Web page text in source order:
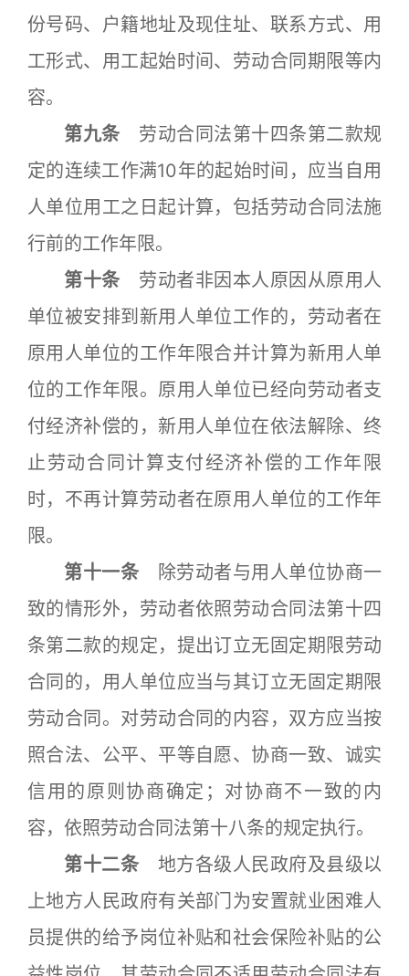
份号码、户籍地址及现住址、联系方式、用
工形式、用工起始时间、劳动合同期限等内
容。
第九条 劳动合同法第十四条第二款规
定的连续工作满10年的起始时间，应当自用
人单位用工之日起计算，包括劳动合同法施
行前的工作年限。
第十条 劳动者非因本人原因从原用人
单位被安排到新用人单位工作的，劳动者在
原用人单位的工作年限合并计算为新用人单
位的工作年限。原用人单位已经向劳动者支
付经济补偿的，新用人单位在依法解除、终
止劳动合同计算支付经济补偿的工作年限
时，不再计算劳动者在原用人单位的工作年
限。
第十一条 除劳动者与用人单位协商一
致的情形外，劳动者依照劳动合同法第十四
条第二款的规定，提出订立无固定期限劳动
合同的，用人单位应当与其订立无固定期限
劳动合同。对劳动合同的内容，双方应当按
照合法、公平、平等自愿、协商一致、诚实
信用的原则协商确定；对协商不一致的内
容，依照劳动合同法第十八条的规定执行。
第十二条 地方各级人民政府及县级以
上地方人民政府有关部门为安置就业困难人
员提供的给予岗位补贴和社会保险补贴的公